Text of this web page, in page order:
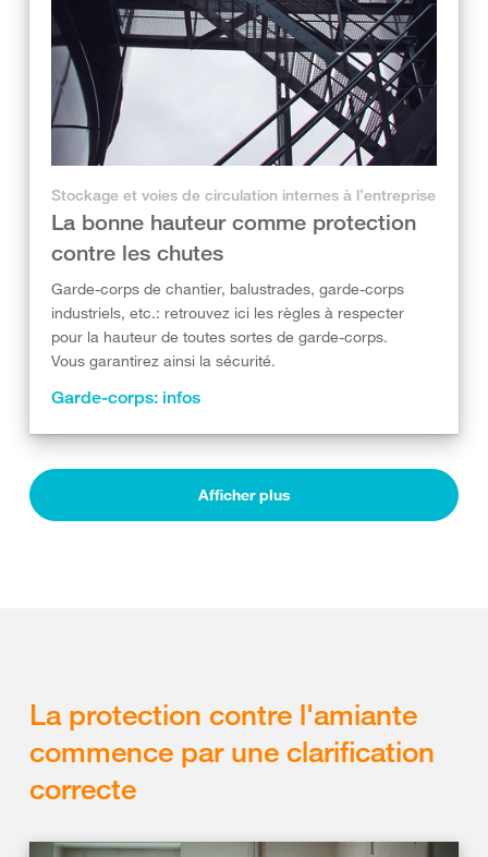
Stockage et voies de circulation internes à l’entreprise
La bonne hauteur comme protection
contre les chutes
Garde-corps de chantier, balustrades, garde-corps
industriels, etc.: retrouvez ici les règles à respecter
pour la hauteur de toutes sortes de garde-corps.
Vous garantirez ainsi la sécurité.
Garde-corps: infos
Afficher plus
La protection contre l'amiante
commence par une clarification
correcte